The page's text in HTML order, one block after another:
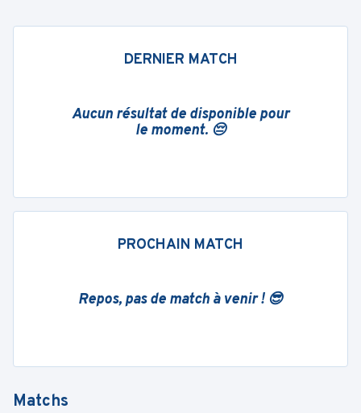
DERNIER MATCH
Aucun résultat de disponible pour
le moment. 😔
PROCHAIN MATCH
Repos, pas de match à venir ! 😎
Matchs